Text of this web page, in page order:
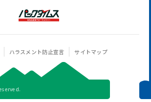
ハラスメント防止宣言 サイトマップ